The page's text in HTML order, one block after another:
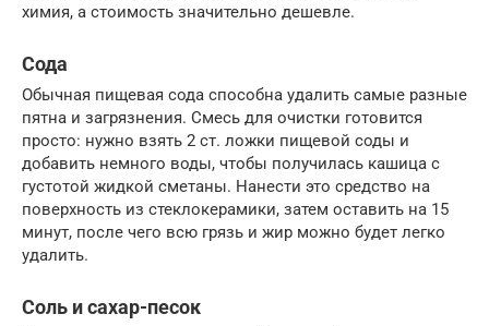
химия, а стоимость значительно дешевле.
Сода
Обычная пищевая сода способна удалить самые разные
пятна и загрязнения. Смесь для очистки готовится
просто: нужно взять 2 ст. ложки пищевой соды и
добавить немного воды, чтобы получилась кашица с
густотой жидкой сметаны. Нанести это средство на
поверхность из стеклокерамики, затем оставить на 15
минут, после чего всю грязь и жир можно будет легко
удалить.
Соль и сахар-песок